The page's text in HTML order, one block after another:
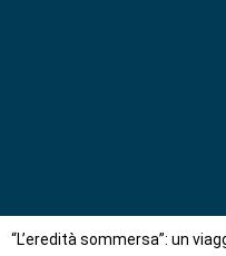
“L’eredità sommersa”: un